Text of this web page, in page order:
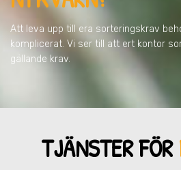
Att leva upp till era sorteringskrav
komplicerat. Vi ser till att ert kontor
gällande krav.
TJÄNSTER FÖR